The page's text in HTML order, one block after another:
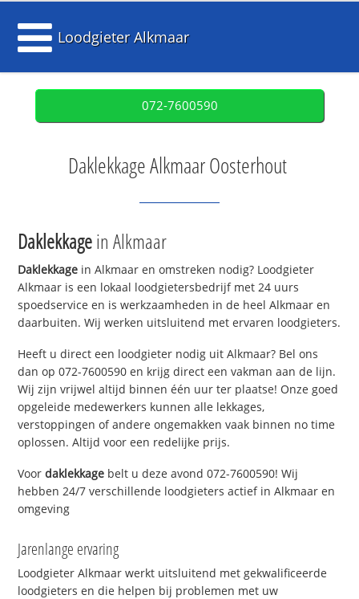
Loodgieter Alkmaar
072-7600590
Daklekkage Alkmaar Oosterhout
Daklekkagein Alkmaar
Daklekkage in Alkmaar en omstreken nodig? Loodgieter
Alkmaar is een lokaal loodgietersbedrijf met 24 uurs
spoedservice en is werkzaamheden in de heel Alkmaar en
daarbuiten. Wij werken uitsluitend met ervaren loodgieters.
Heeft u direct een loodgieter nodig uit Alkmaar? Bel ons
dan op 072-7600590 en krijg direct een vakman aan de lijn.
Wij zijn vrijwel altijd binnen één uur ter plaatse! Onze goed
opgeleide medewerkers kunnen alle lekkages,
verstoppingen of andere ongemakken vaak binnen no time
oplossen. Altijd voor een redelijke prijs.
Voordaklekkage belt u deze avond 072-7600590! Wij
hebben 24/7 verschillende loodgieters actief in Alkmaar en
omgeving
Jarenlange ervaring
Loodgieter Alkmaar werkt uitsluitend met gekwalificeerde
loodgieters en die helpen bij problemen met uw